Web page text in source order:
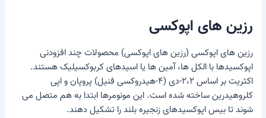
رزین های اپوکسی
رزین های اپوکسی(رزین های اپوکسی) محصولات چند افزودنی
اپوکسیدها با الکل ها، آمین ها یا اسیدهای کربوکسیلیک هستند.
اکثریت بر اساس ۲،۲-دی (۴-هیدروکسی فنیل) پروپان و اپی
کلروهیدرین ساخته شده است. این مونومرها ابتدا به هم متصل می
شوند تا بیس اپوکسیدهای زنجیره بلند را تشکیل دهند.